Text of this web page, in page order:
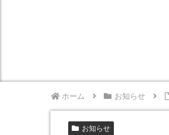
ホーム お知らせ
お知らせ